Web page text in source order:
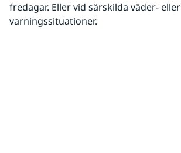
fredagar. Eller vid särskilda väder- eller
varningssituationer.